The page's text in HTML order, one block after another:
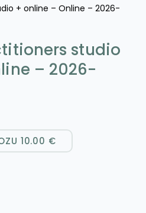
+ online – Online – 2026-
studio
– 2026-
10.00 €